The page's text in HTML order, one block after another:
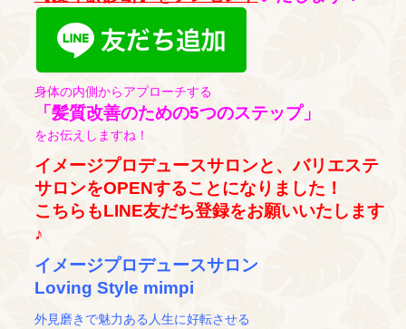
身体の内側からアプローチする
「髪質改善のための5つのステップ」
をお伝えしますね！
イメージプロデュースサロンと、バリエステ
サロンをOPENすることになりました！
こちらもLINE友だち登録をお願いいたします
♪
イメージプロデュースサロン
Loving Style mimpi
外見磨きで魅力ある人生に好転させる